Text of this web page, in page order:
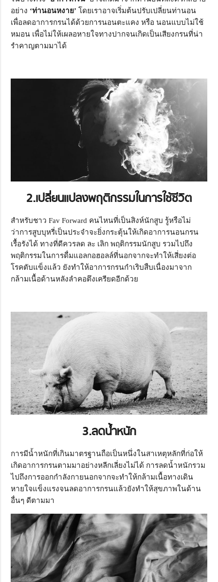
อย่าง ‘ท่านอนหงาย’ โดยเราอาจเริ่มต้นปรับเปลี่ยนท่านอน
เพื่อลดอาการกรนได้ด้วยการนอนตะแคง หรือ นอนแบบไม่ใช้
หมอน เพื่อไม่ให้เผลอหายใจทางปากจนเกิดเป็นเสียงกรนที่น่า
รำคาญตามมาได้
2.เปลี่ยนแปลงพฤติกรรมในการใช้ชีวิต
สำหรับชาว Fav Forward คนไหนที่เป็นสิงห์นักสูบ รู้หรือไม่
ว่าการสูบบุหรี่เป็นประจำจะยิ่งกระตุ้นให้เกิดอาการนอนกรน
เรื้อรังได้ ทางที่ดีควรลด ละ เลิก พฤติกรรมนักสูบ รวมไปถึง
พฤติกรรมในการดื่มแอลกอฮอลล์ที่นอกจากจะทำให้เสี่ยงต่อ
โรคตับแข็งแล้ว ยังทำให้อาการกรนกำเริบสืบเนื่องมาจาก
กล้ามเนื้อด้านหลังลำคอตึงเครียดอีกด้วย
3.ลดน้ำหนัก
การมีน้ำหนักที่เกินมาตรฐานถือเป็นหนึ่งในสาเหตุหลักที่ก่อให้
เกิดอาการกรนตามมาอย่างหลีกเลี่ยงไม่ได้ การลดน้ำหนักรวม
ไปถึงการออกกำลังกายนอกจากจะทำให้กล้ามเนื้อทางเดิน
หายใจแข็งแรงจนลดอาการกรนแล้วยังทำให้สุขภาพในด้าน
อื่นๆ ดีตามมา